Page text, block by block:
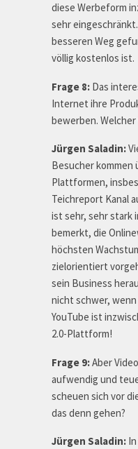
diese Werbeform
sehr
besseren Weg
völlig kostenlos ist.
Frage 8: Das
Internet ihre
bewerben.
Jürgen Saladin:
Besucher kommen
Plattformen,
Teichreport Kanal
ist sehr, sehr stark
bemerkt, die
höchsten
zielorientiert
sein Business
nicht schwer,
YouTube ist
2.0-Plattform!
Frage 9:Aber
aufwendig und
scheuen sich vor
das denn gehen?
Jürgen Saladin: